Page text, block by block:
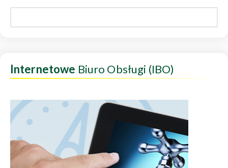
Internetowe Biuro Obsługi (IBO)